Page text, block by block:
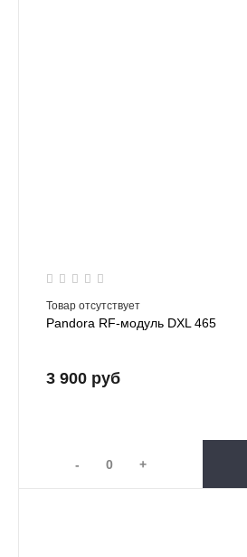
Товар отсутствует
Pandora RF-модуль DXL 465
3 900 руб
- +